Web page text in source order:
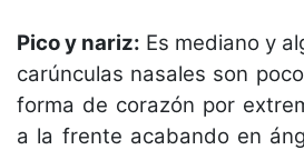
Pico y nariz: Es mediano y
carúnculas nasales son
forma de corazón por
a la frente acabando en